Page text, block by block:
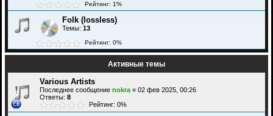
Рейтинг: 1%
Folk (lossless)
Темы: 13
Рейтинг: 0%
Активные темы
Various Artists
Последнее сообщение nokra « 02 фев 2025, 00:26
Ответы: 8
Рейтинг: 0%